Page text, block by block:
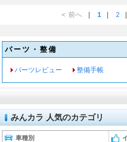
< 前へ ｜ 1 ｜ 2 ｜
パーツ・整備
パーツレビュー 整備手帳
みんカラ 人気のカテゴリ
車種別